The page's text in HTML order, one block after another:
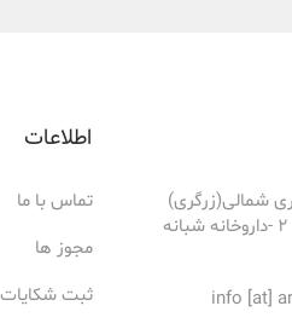
شمالی(زرگری)
ساختمان میر داماد ۲ -داروخانه شبانه
info [at]
اطلاعات
تماس با ما
مجوز ها
ثبت شکایات